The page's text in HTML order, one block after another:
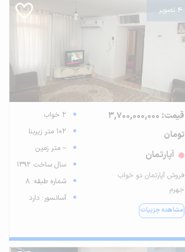
4 تصویر
قیمت: 3,700,000,000
تومان
آپارتمان
فروش آپارتمان دو خواب
جهرم
مشاهده جزییات
2 خواب
102 متر زیربنا
-- متر زمین
سال ساخت 1392
شماره طبقه: 8
آسانسور: دارد